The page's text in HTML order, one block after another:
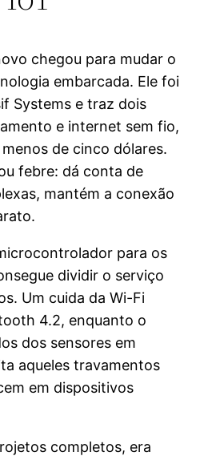
chegou para mudar o
embarcada. Ele foi
Systems e traz dois
e internet sem fio,
de cinco dólares.
febre: dá conta de
mantém a conexão
para os
dividir o serviço
Um cuida da Wi-Fi
4.2, enquanto o
dos sensores em
aqueles travamentos
em dispositivos
completos, era